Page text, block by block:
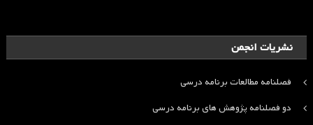
نشریات انجمن
فصلنامه مطالعات برنامه درسی
دو فصلنامه پژوهش های برنامه درسی